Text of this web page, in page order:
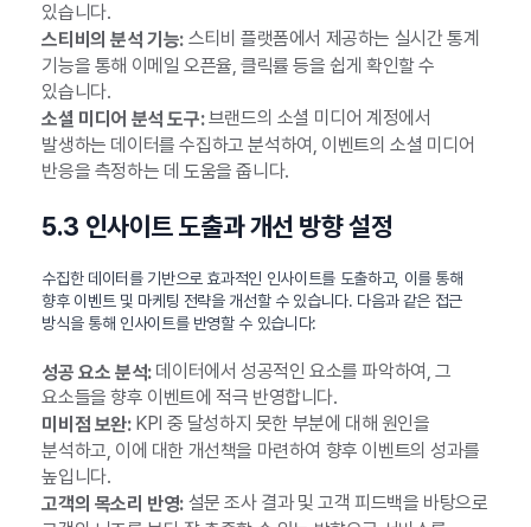
있습니다.
스티비의 분석 기능:스티비 플랫폼에서 제공하는 실시간 통계
기능을 통해 이메일 오픈율, 클릭률 등을 쉽게 확인할 수
있습니다.
소셜 미디어 분석 도구:브랜드의 소셜 미디어 계정에서
발생하는 데이터를 수집하고 분석하여, 이벤트의 소셜 미디어
반응을 측정하는 데 도움을 줍니다.
5.3 인사이트 도출과 개선 방향 설정
수집한 데이터를 기반으로 효과적인 인사이트를 도출하고, 이를 통해
향후 이벤트 및 마케팅 전략을 개선할 수 있습니다. 다음과 같은 접근
방식을 통해 인사이트를 반영할 수 있습니다:
성공 요소 분석:데이터에서 성공적인 요소를 파악하여, 그
요소들을 향후 이벤트에 적극 반영합니다.
미비점 보완:KPI 중 달성하지 못한 부분에 대해 원인을
분석하고, 이에 대한 개선책을 마련하여 향후 이벤트의 성과를
높입니다.
고객의 목소리 반영:설문 조사 결과 및 고객 피드백을 바탕으로